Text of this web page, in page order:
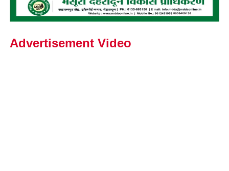
Advertisement Video